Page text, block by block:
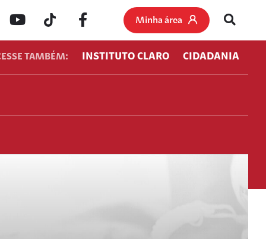
Minha área
TAMBÉM: INSTITUTO CLARO CIDADANIA